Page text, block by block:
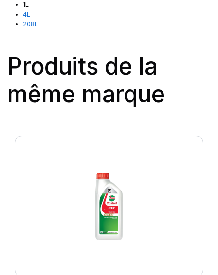
1L
4L
208L
Produits de la
même marque